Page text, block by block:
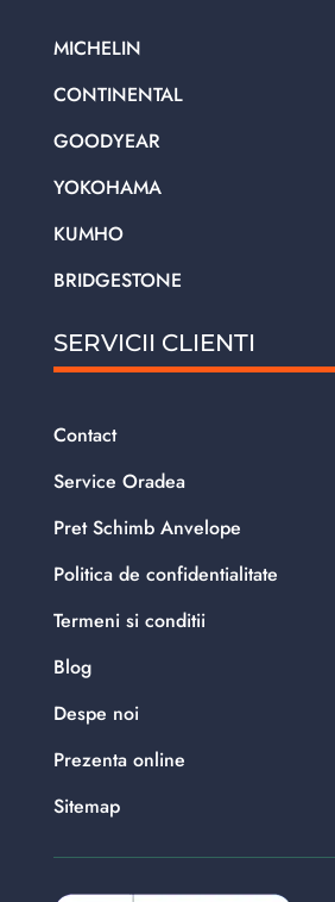
MICHELIN
CONTINENTAL
GOODYEAR
YOKOHAMA
KUMHO
BRIDGESTONE
SERVICII CLIENTI
Contact
Service Oradea
Pret Schimb Anvelope
Politica de confidentialitate
Termeni si conditii
Blog
Despe noi
Prezenta online
Sitemap